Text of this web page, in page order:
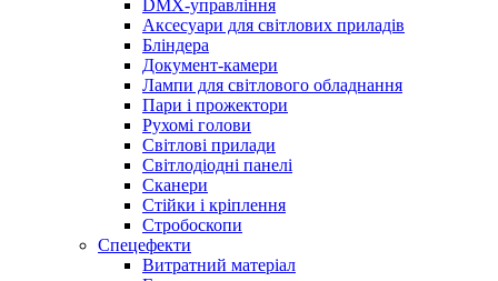
DMX-управління
Аксесуари для світлових приладів
Бліндера
Документ-камери
Лампи для світлового обладнання
Пари і прожектори
Рухомі голови
Світлові прилади
Світлодіодні панелі
Сканери
Стійки і кріплення
Стробоскопи
Спецефекти
Витратний матеріал